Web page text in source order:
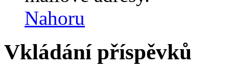
Nahoru
Vkládání příspěvků